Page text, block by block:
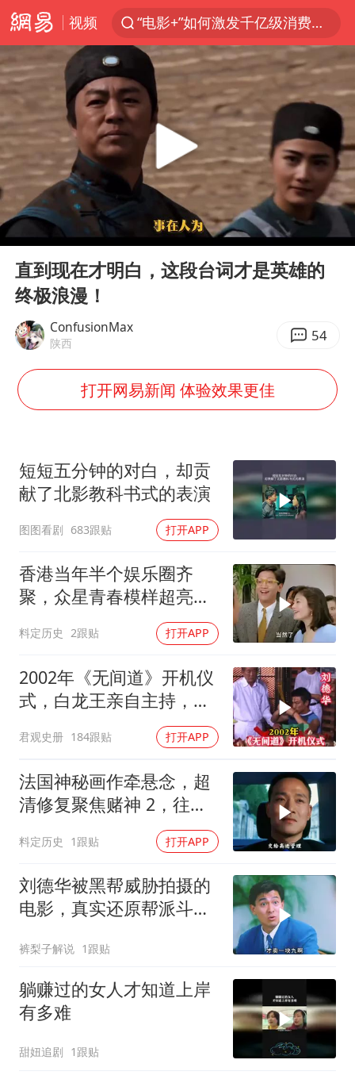
视频
“电影+”如何激发千亿级消费新活力？
东航：国内客票提前14天免费退改
台风白海豚中心风力增强
向鹏0-3不敌张本智和
百花奖开幕式
四川宜宾高县4.9级地震致1死
广东雷州通报特教老师招聘违规事件
“新疆阿勒泰八月能滑雪”不实
刘国正说向鹏打得很窝囊
陈幸同晋级WTT横滨冠军赛8强
宇树科技中一签需缴款7.54万元
今日立秋你咬秋了吗
“今天得有40℃了吧 为啥还不预警”
夯实基础开新局
Play
00:00 02:12
直到现在才明白，这段台词才是英雄的
终极浪漫！
ConfusionMax
陕西 54
打开网易新闻 体验效果更佳
短短五分钟的对白，却贡
献了北影教科书式的表演
图图看剧 683跟贴 打开APP
香港当年半个娱乐圈齐
聚，众星青春模样超亮
眼，星爷现身瞬间惊艳
料定历史 2跟贴 打开APP
2002年《无间道》开机仪
式，白龙王亲自主持，预
君观史册 184跟贴 打开APP
法国神秘画作牵悬念，超
清修复聚焦赌神 2，往昔
料定历史 1跟贴 打开APP
刘德华被黑帮威胁拍摄的
电影，真实还原帮派斗
裤梨子解说 1跟贴
躺赚过的女人才知道上岸
有多难
甜妞追剧 1跟贴